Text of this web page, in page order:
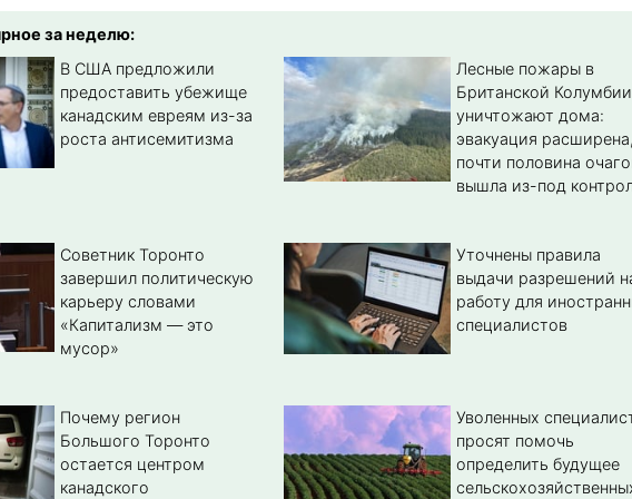
за неделю:
В США предложили
предоставить убежище
канадским евреям из-за
роста антисемитизма
Лесные пожары в
Британской Колумбии
уничтожают дома:
эвакуация расширена,
почти половина
вышла из-под
Советник Торонто
завершил политическую
карьеру словами
«Капитализм — это
мусор»
Уточнены правила
выдачи разрешений
работу для
специалистов
Почему регион
Большого Торонто
остается центром
канадского
Уволенных
просят помочь
определить будущее